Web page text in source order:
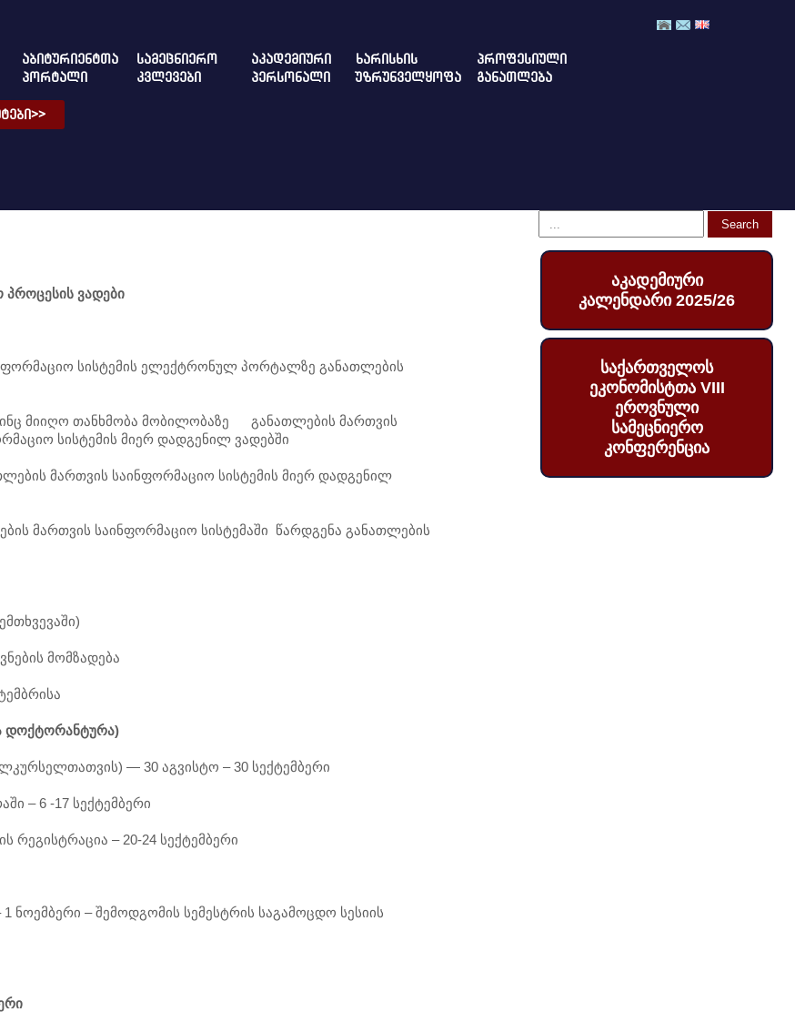
ᲐᲑᲘᲢᲣᲠᲘᲔᲜᲢᲗᲐ
ᲞᲝᲠᲢᲐᲚᲘ
ᲡᲐᲛᲔᲪᲜᲘᲔᲠᲝ
ᲙᲕᲚᲔᲕᲔᲑᲘ
ᲐᲙᲐᲓᲔᲛᲘᲣᲠᲘ
ᲞᲔᲠᲡᲝᲜᲐᲚᲘ
ᲮᲐᲠᲘᲡᲮᲘᲡ
ᲣᲖᲠᲣᲜᲕᲔᲚᲧᲝᲤᲐ
ᲞᲠᲝᲤᲔᲡᲘᲣᲚᲘ
ᲒᲐᲜᲐᲗᲚᲔᲑᲐ
პროცესის ვადები
სისტემის ელექტრონულ პორტალზე განათლების
მიიღო თანხმობა მობილობაზე განათლების მართვის
სისტემის მიერ დადგენილ ვადებში
მართვის საინფორმაციო სისტემის მიერ დადგენილ
მართვის საინფორმაციო სისტემაში წარდგენა განათლების
მომზადება
დოქტორანტურა)
— 30 აგვისტო – 30 სექტემბერი
– 6 -17 სექტემბერი
რეგისტრაცია – 20-24 სექტემბერი
ნოემბერი – შემოდგომის სემესტრის საგამოცდო სესიის
აკადემიური
კალენდარი 2025/26
საქართველოს
ეკონომისტთა VIII
ეროვნული
სამეცნიერო
კონფერენცია